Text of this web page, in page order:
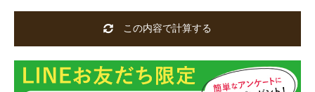
この内容で計算する